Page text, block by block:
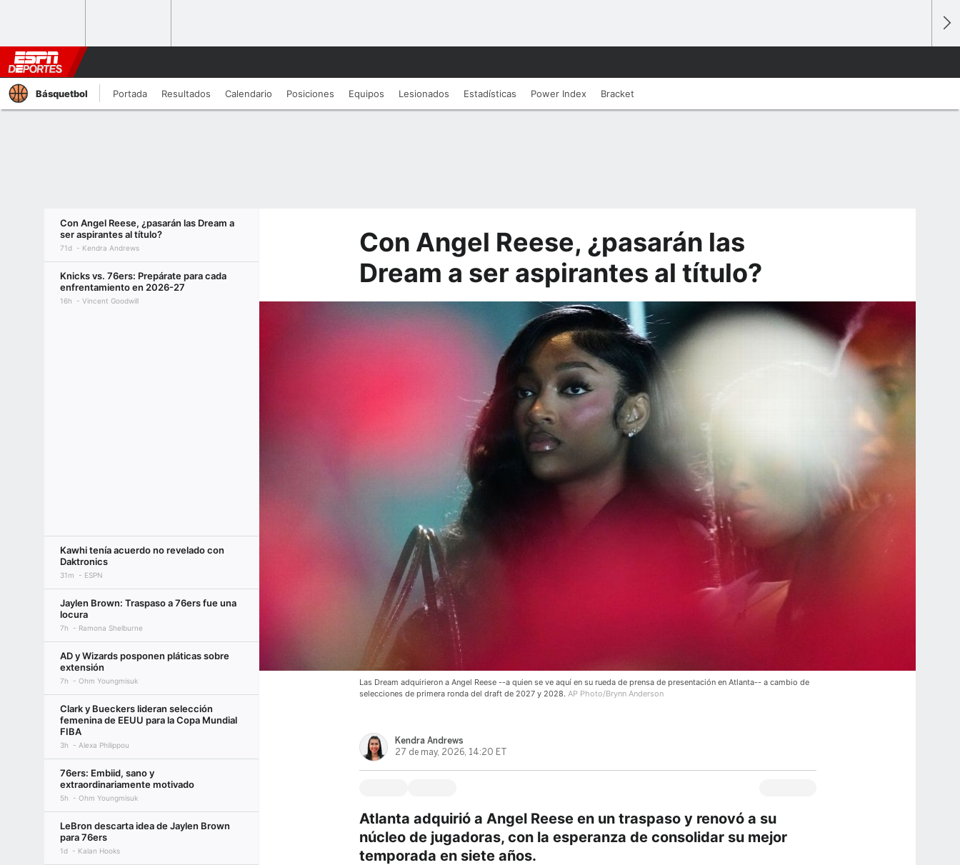
Básquetbol Portada Resultados Calendario Posiciones Equipos Lesionados Estadí­sticas Power Index Bracket
Con Angel Reese, ¿pasarán las Dream a
ser aspirantes al título?
71d Kendra Andrews
Knicks vs. 76ers: Prepárate para cada
enfrentamiento en 2026-27
16h Vincent Goodwill
Kawhi tenía acuerdo no revelado con
Daktronics
31m ESPN
Jaylen Brown: Traspaso a 76ers fue una
locura
7h Ramona Shelburne
AD y Wizards posponen pláticas sobre
extensión
7h Ohm Youngmisuk
Clark y Bueckers lideran selección
femenina de EEUU para la Copa Mundial
FIBA
3h Alexa Philippou
76ers: Embiid, sano y
extraordinariamente motivado
5h Ohm Youngmisuk
LeBron descarta idea de Jaylen Brown
para 76ers
1d Kalan Hooks
Con Angel Reese, ¿pasarán las
Dream a ser aspirantes al título?
Las Dream adquirieron a Angel Reese --a quien se ve aquí en su rueda de prensa de presentación en Atlanta-- a cambio de
selecciones de primera ronda del draft de 2027 y 2028. AP Photo/Brynn Anderson
Kendra Andrews
27 de may, 2026, 14:20 ET
Atlanta adquirió a Angel Reese en un traspaso y renovó a su
núcleo de jugadoras, con la esperanza de consolidar su mejor
temporada en siete años.